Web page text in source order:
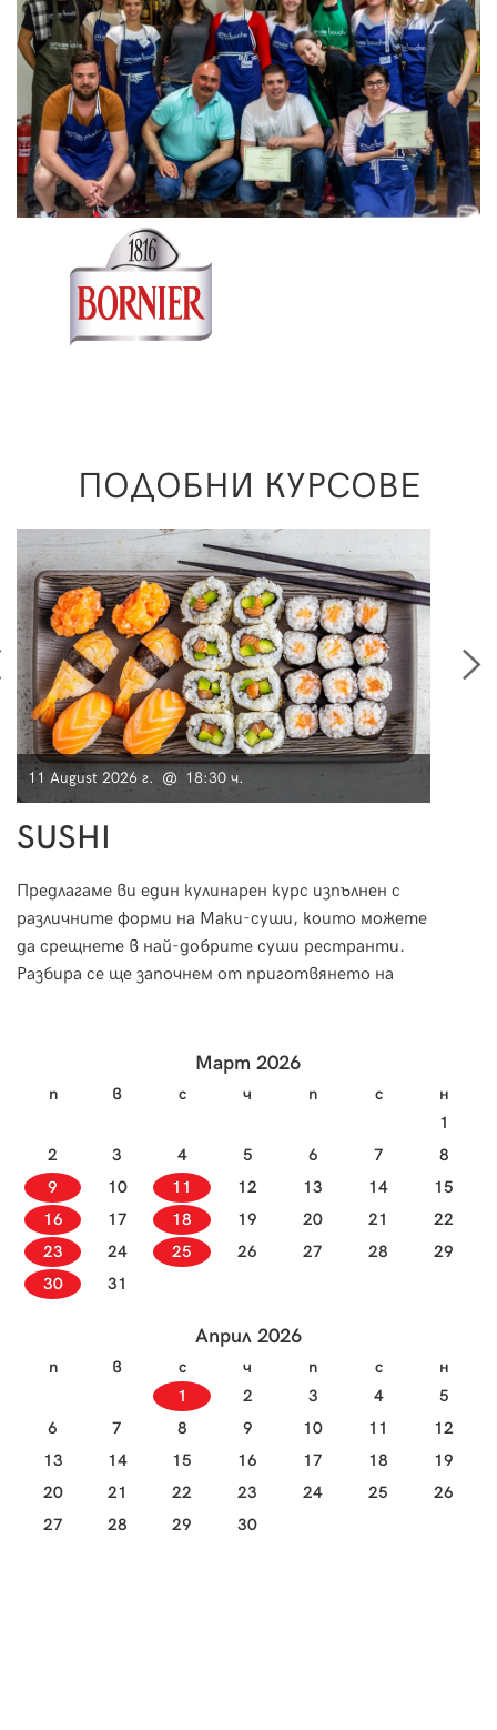
ПОДОБНИ КУРСОВЕ
11 August 2026 г. @ 18:30 ч.
SUSHI
Предлагаме ви един кулинарен курс изпълнен с
различните форми на Маки-суши, които можете
да срещнете в най-добрите суши рестранти.
Разбира се ще започнем от приготвянето на
Март 2026
п в с ч п с
н
1
2
3 4 5 6 7
8
9
10 11 12 13 14
15
16
17 18 19 20 21
22
23
24 25 26 27 28
29
30
31
Април 2026
п в с ч п с
н
1
2 3 4
5
6
7 8 9 10 11
12
13
14 15 16 17 18
19
20
21 22 23 24 25
26
27
28 29 30